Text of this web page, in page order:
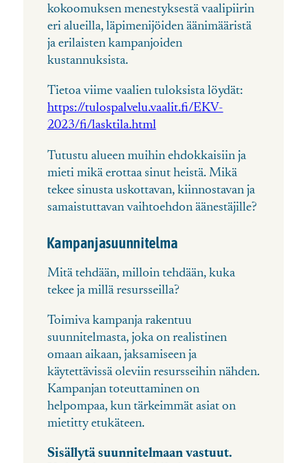
kokoomuksen menestyksestä vaalipiirin
eri alueilla, läpimenijöiden äänimääristä
ja erilaisten kampanjoiden
kustannuksista.
Tietoa viime vaalien tuloksista löydät:
https://tulospalvelu.vaalit.fi/EKV-
2023/fi/lasktila.html
Tutustu alueen muihin ehdokkaisiin ja
mieti mikä erottaa sinut heistä. Mikä
tekee sinusta uskottavan, kiinnostavan ja
samaistuttavan vaihtoehdon äänestäjille?
Kampanjasuunnitelma
Mitä tehdään, milloin tehdään, kuka
tekee ja millä resursseilla?
Toimiva kampanja rakentuu
suunnitelmasta, joka on realistinen
omaan aikaan, jaksamiseen ja
käytettävissä oleviin resursseihin nähden.
Kampanjan toteuttaminen on
helpompaa, kun tärkeimmät asiat on
mietitty etukäteen.
Sisällytä suunnitelmaan vastuut.